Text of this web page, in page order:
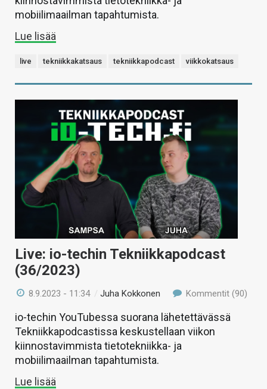
mobiilimaailman tapahtumista.
Lue lisää
live tekniikkakatsaus tekniikkapodcast viikkokatsaus
Live: io-techin Tekniikkapodcast
(36/2023)
8.9.2023 - 11:34 /Juha Kokkonen Kommentit (90)
io-techin YouTubessa suorana lähetettävässä
Tekniikkapodcastissa keskustellaan viikon
kiinnostavimmista tietotekniikka- ja
mobiilimaailman tapahtumista.
Lue lisää